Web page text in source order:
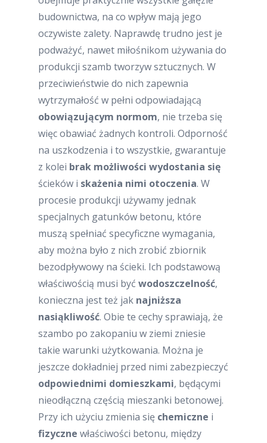
budownictwa, na co wpływ mają jego
oczywiste zalety. Naprawdę trudno jest je
podważyć, nawet miłośnikom używania do
produkcji szamb tworzyw sztucznych. W
przeciwieństwie do nich zapewnia
wytrzymałość w pełni odpowiadającą
obowiązującym normom, nie trzeba się
więc obawiać żadnych kontroli. Odporność
na uszkodzenia i to wszystkie, gwarantuje
z kolei brak możliwości wydostania się
ścieków i skażenia nimi otoczenia. W
procesie produkcji używamy jednak
specjalnych gatunków betonu, które
muszą spełniać specyficzne wymagania,
aby można było z nich zrobić zbiornik
bezodpływowy na ścieki. Ich podstawową
właściwością musi być wodoszczelność,
konieczna jest też jak najniższa
nasiąkliwość. Obie te cechy sprawiają, że
szambo po zakopaniu w ziemi zniesie
takie warunki użytkowania. Można je
jeszcze dokładniej przed nimi zabezpieczyć
odpowiednimi domieszkami, będącymi
nieodłączną częścią mieszanki betonowej.
Przy ich użyciu zmienia się chemiczne i
fizyczne właściwości betonu, między